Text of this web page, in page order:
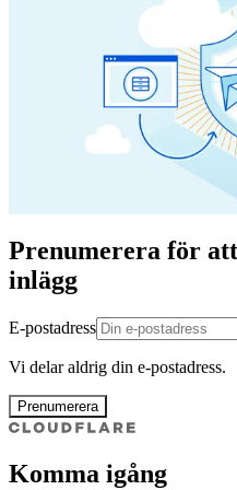
Prenumerera för
inlägg
E-postadress
Vi delar aldrig din e-postadress.
Prenumerera
Komma igång